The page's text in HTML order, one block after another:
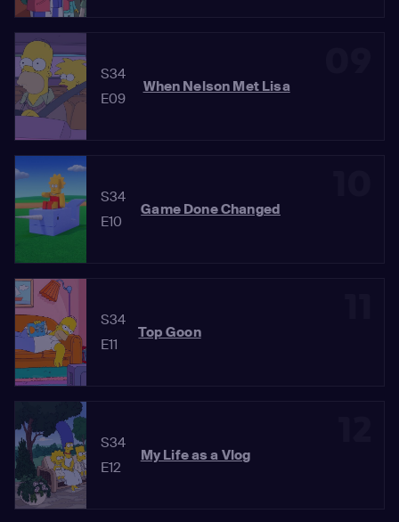
S34
E09
When Nelson Met Lisa
S34
E10
Game Done Changed
S34
E11
Top Goon
S34
E12
My Life as a Vlog